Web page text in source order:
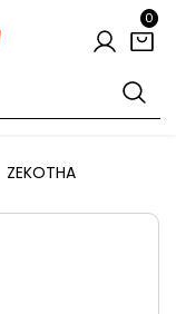
0
ZEKOTHA